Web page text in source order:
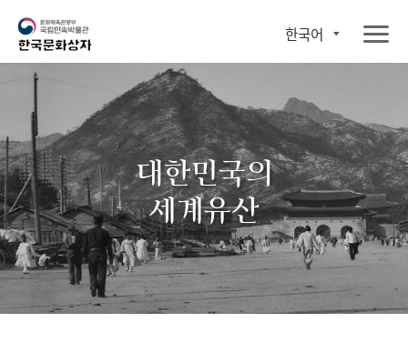
한국어
대한민국의
세계유산